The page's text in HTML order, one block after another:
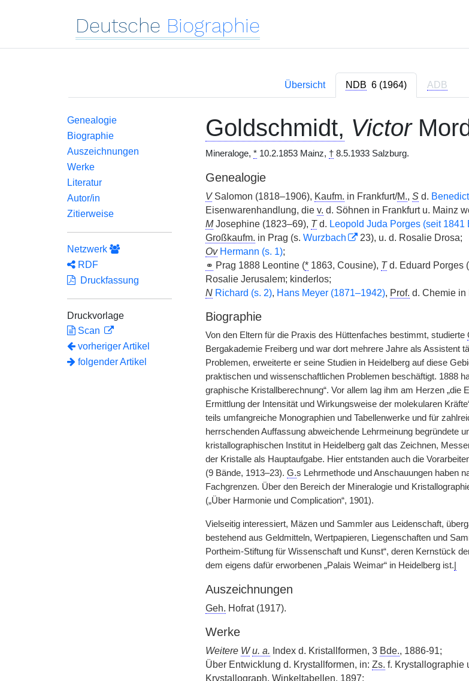
Deutsche Biographie
Übersicht NDB 6 (1964) ADB
Genealogie
Biographie
Auszeichnungen
Werke
Literatur
Autor/in
Zitierweise
Netzwerk
RDF
Druckfassung
Druckvorlage
Scan
vorheriger Artikel
folgender Artikel
Goldschmidt, Victor
Mineraloge, *10.2.1853 Mainz, †8.5.1933 Salzburg.
Genealogie
VSalomon (1818–1906), Kaufm. in Frankfurt/M., Sd.
Eisenwarenhandlung, die v. d. Söhnen in Frankfurt u. Mainz
MJosephine (1823–69), Td. Leopold Juda Porges (seit 1841
Großkaufm. in Prag (s. Wurzbach
23), u. d. Rosalie Drosa;
Ov Hermann (s. 1);
⚭ Prag 1888 Leontine (*1863, Cousine), Td. Eduard Porges
Rosalie Jerusalem; kinderlos;
N Richard (s. 2), Hans Meyer (1871–1942), Prof. d. Chemie in
Biographie
Von den Eltern für die Praxis des Hüttenfaches bestimmt, studierte
Bergakademie Freiberg und war dort mehrere Jahre als Assistent
Problemen, erweiterte er seine Studien in Heidelberg auf diese
praktischen und wissenschaftlichen Problemen beschäftigt. 1888
graphische Kristallberechnung“. Vor allem lag ihm am Herzen
Ermittlung der Intensität und Wirkungsweise der molekularen
teils umfangreiche Monographien und Tabellenwerke und für
herrschenden Auffassung abweichende Lehrmeinung begründete
kristallographischen Institut in Heidelberg galt das Zeichnen,
der Kristalle als Hauptaufgabe. Hier entstanden auch die
(9 Bände, 1913–23). G.s Lehrmethode und Anschauungen haben
Fachgrenzen. Über den Bereich der Mineralogie und
(„Über Harmonie und Complication“, 1901).
Vielseitig interessiert, Mäzen und Sammler aus Leidenschaft,
bestehend aus Geldmitteln, Wertpapieren, Liegenschaften und
Portheim-Stiftung für Wissenschaft und Kunst“, deren Kernstück
dem eigens dafür erworbenen „Palais Weimar“ in Heidelberg ist.
Auszeichnungen
Geh. Hofrat (1917).
Werke
Weitere W u. a. Index d. Kristallformen, 3 Bde., 1886-91;
Über Entwicklung d. Krystallformen, in: Zs. f. Krystallographie
Krystallograph. Winkeltabellen, 1897;